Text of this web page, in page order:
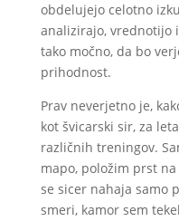
obdelujejo celotno
analizirajo, vrednotijo
tako močno, da bo
prihodnost.
Prav neverjetno je,
kot švicarski sir, za
različnih treningov.
mapo, položim prst
se sicer nahaja samo
smeri, kamor sem